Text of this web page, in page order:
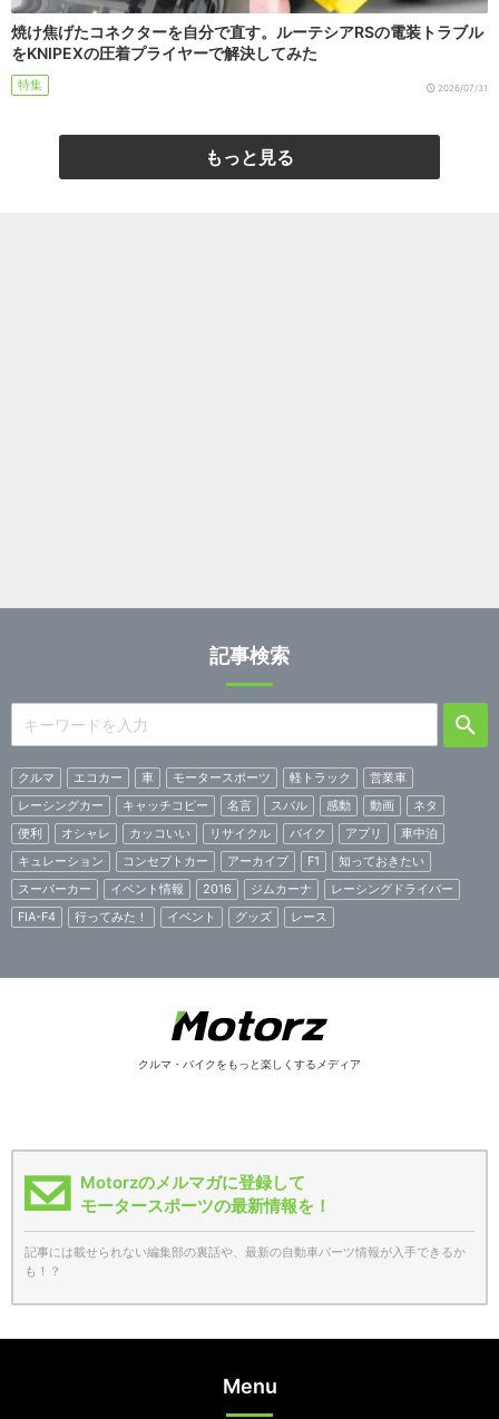
焼け焦げたコネクターを自分で直す。ルーテシアRSの電装トラブル
をKNIPEXの圧着プライヤーで解決してみた
特集 2026/07/31
もっと見る
記事検索
クルマ エコカー 車 モータースポーツ 軽トラック
営業車
レーシングカー
キャッチコピー 名言 スバル 感動 動画
ネタ
便利
オシャレ カッコいい リサイクル バイク アプリ
車中泊
キュレーション
コンセプトカー アーカイブ F1
知っておきたい
スーパーカー
イベント情報 2016 ジムカーナ
レーシングドライバー
FIA-F4
行ってみた！ イベント グッズ レース
クルマ・バイクをもっと楽しくするメディア
Motorzのメルマガに登録して
モータースポーツの最新情報を！
記事には載せられない編集部の裏話や、最新の自動車パーツ情報が入手できるか
も！？
Menu